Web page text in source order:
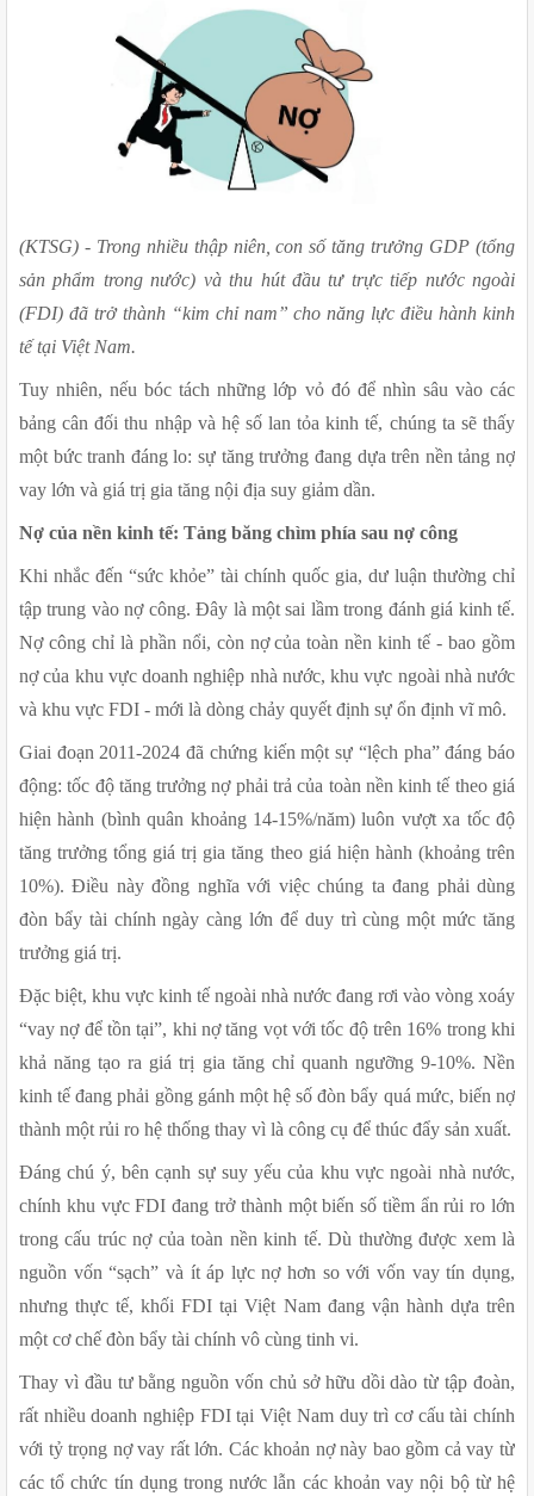
(KTSG) - Trong nhiều thập niên, con số tăng trưởng GDP (tổng
sản phẩm trong nước) và thu hút đầu tư trực tiếp nước ngoài
(FDI) đã trở thành “kim chỉ nam” cho năng lực điều hành kinh
tế tại Việt Nam.
Tuy nhiên, nếu bóc tách những lớp vỏ đó để nhìn sâu vào các
bảng cân đối thu nhập và hệ số lan tỏa kinh tế, chúng ta sẽ thấy
một bức tranh đáng lo: sự tăng trưởng đang dựa trên nền tảng nợ
vay lớn và giá trị gia tăng nội địa suy giảm dần.
Nợ của nền kinh tế: Tảng băng chìm phía sau nợ công
Khi nhắc đến “sức khỏe” tài chính quốc gia, dư luận thường chỉ
tập trung vào nợ công. Đây là một sai lầm trong đánh giá kinh tế.
Nợ công chỉ là phần nổi, còn nợ của toàn nền kinh tế - bao gồm
nợ của khu vực doanh nghiệp nhà nước, khu vực ngoài nhà nước
và khu vực FDI - mới là dòng chảy quyết định sự ổn định vĩ mô.
Giai đoạn 2011-2024 đã chứng kiến một sự “lệch pha” đáng báo
động: tốc độ tăng trưởng nợ phải trả của toàn nền kinh tế theo giá
hiện hành (bình quân khoảng 14-15%/năm) luôn vượt xa tốc độ
tăng trưởng tổng giá trị gia tăng theo giá hiện hành (khoảng trên
10%). Điều này đồng nghĩa với việc chúng ta đang phải dùng
đòn bẩy tài chính ngày càng lớn để duy trì cùng một mức tăng
trưởng giá trị.
Đặc biệt, khu vực kinh tế ngoài nhà nước đang rơi vào vòng xoáy
“vay nợ để tồn tại”, khi nợ tăng vọt với tốc độ trên 16% trong khi
khả năng tạo ra giá trị gia tăng chỉ quanh ngưỡng 9-10%. Nền
kinh tế đang phải gồng gánh một hệ số đòn bẩy quá mức, biến nợ
thành một rủi ro hệ thống thay vì là công cụ để thúc đẩy sản xuất.
Đáng chú ý, bên cạnh sự suy yếu của khu vực ngoài nhà nước,
chính khu vực FDI đang trở thành một biến số tiềm ẩn rủi ro lớn
trong cấu trúc nợ của toàn nền kinh tế. Dù thường được xem là
nguồn vốn “sạch” và ít áp lực nợ hơn so với vốn vay tín dụng,
nhưng thực tế, khối FDI tại Việt Nam đang vận hành dựa trên
một cơ chế đòn bẩy tài chính vô cùng tinh vi.
Thay vì đầu tư bằng nguồn vốn chủ sở hữu dồi dào từ tập đoàn,
rất nhiều doanh nghiệp FDI tại Việt Nam duy trì cơ cấu tài chính
với tỷ trọng nợ vay rất lớn. Các khoản nợ này bao gồm cả vay từ
các tổ chức tín dụng trong nước lẫn các khoản vay nội bộ từ hệ